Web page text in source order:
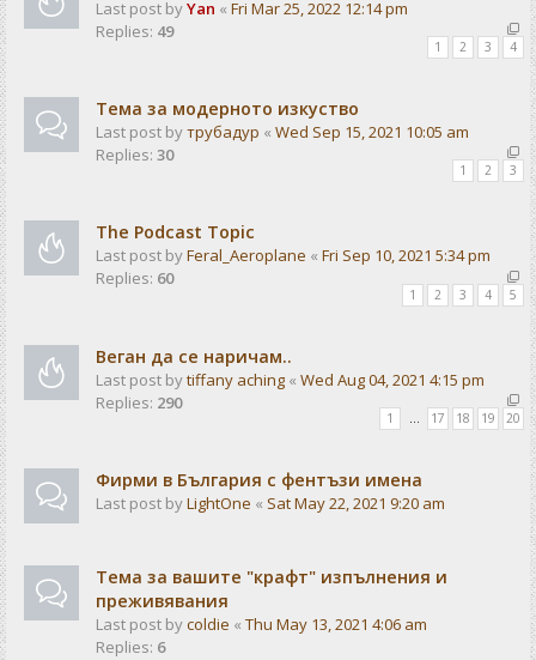
Last post byYan « Fri Mar 25, 2022 12:14 pm
Replies: 49
1 2 3 4
Тема за модерното изкуство
Last post byтрубадур « Wed Sep 15, 2021 10:05 am
Replies: 30
1 2 3
The Podcast Topic
Last post byFeral_Aeroplane « Fri Sep 10, 2021 5:34 pm
Replies: 60
1 2 3 4 5
Веган да се наричам..
Last post bytiffany aching « Wed Aug 04, 2021 4:15 pm
Replies: 290
1 … 17 18 19 20
Фирми в България с фентъзи имена
Last post byLightOne « Sat May 22, 2021 9:20 am
Тема за вашите "крафт" изпълнения и
преживявания
Last post bycoldie « Thu May 13, 2021 4:06 am
Replies: 6